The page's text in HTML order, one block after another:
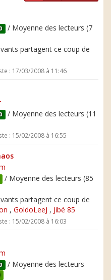
/ Moyenne des lecteurs (7
partagent ce coup de
: 17/03/2008 à 11:46
/ Moyenne des lecteurs (11
: 15/02/2008 à 16:55
/ Moyenne des lecteurs (85
partagent ce coup de
, GoldoLeeJ , Jibé 85
: 15/02/2008 à 16:03
/ Moyenne des lecteurs